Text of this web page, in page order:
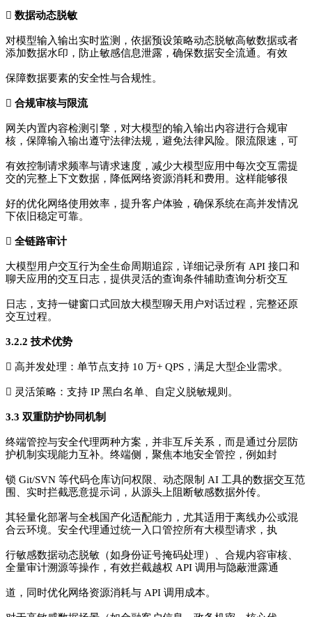
 数据动态脱敏
对模型输入输出实时监测，依据预设策略动态脱敏高敏数据或者
添加数据水印，防止敏感信息泄露，确保数据安全流通。有效
保障数据要素的安全性与合规性。
 合规审核与限流
网关内置内容检测引擎，对大模型的输入输出内容进行合规审
核，保障输入输出遵守法律法规，避免法律风险。限流限速，可
有效控制请求频率与请求速度，减少大模型应用中每次交互需提
交的完整上下文数据，降低网络资源消耗和费用。这样能够很
好的优化网络使用效率，提升客户体验，确保系统在高并发情况
下依旧稳定可靠。
 全链路审计
大模型用户交互行为全生命周期追踪，详细记录所有 API 接口和
聊天应用的交互日志，提供灵活的查询条件辅助查询分析交互
日志，支持一键窗口式回放大模型聊天用户对话过程，完整还原
交互过程。
3.2.2 技术优势
 高并发处理：单节点支持 10 万+ QPS，满足大型企业需求。
 灵活策略：支持 IP 黑白名单、自定义脱敏规则。
3.3 双重防护协同机制
终端管控与安全代理两种方案，并非互斥关系，而是通过分层防
护机制实现能力互补。终端侧，聚焦本地安全管控，例如封
锁 Git/SVN 等代码仓库访问权限、动态限制 AI 工具的数据交互范
围、实时拦截恶意提示词，从源头上阻断敏感数据外传。
其轻量化部署与全栈国产化适配能力，尤其适用于离线办公或混
合云环境。安全代理通过统一入口管控所有大模型请求，执
行敏感数据动态脱敏（如身份证号掩码处理）、合规内容审核、
全量审计溯源等操作，有效拦截越权 API 调用与隐蔽泄露通
道，同时优化网络资源消耗与 API 调用成本。